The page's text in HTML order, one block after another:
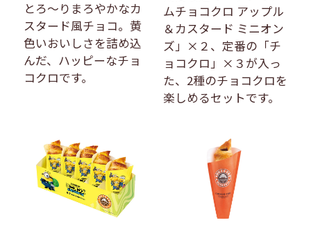
とろ〜りまろやかなカ
スタード風チョコ。黄
色いおいしさを詰め込
んだ、ハッピーなチョ
コクロです。
ムチョコクロ アップル
＆カスタード ミニオン
ズ」×２、定番の「チ
ョコクロ」×３が入っ
た、2種のチョコクロを
楽しめるセットです。